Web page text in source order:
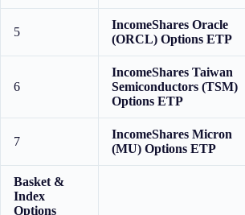
5
IncomeShares Oracle
(ORCL) Options ETP
6
IncomeShares Taiwan
Semiconductors (TSM)
Options ETP
7
IncomeShares Micron
(MU) Options ETP
Basket &
Index
Options